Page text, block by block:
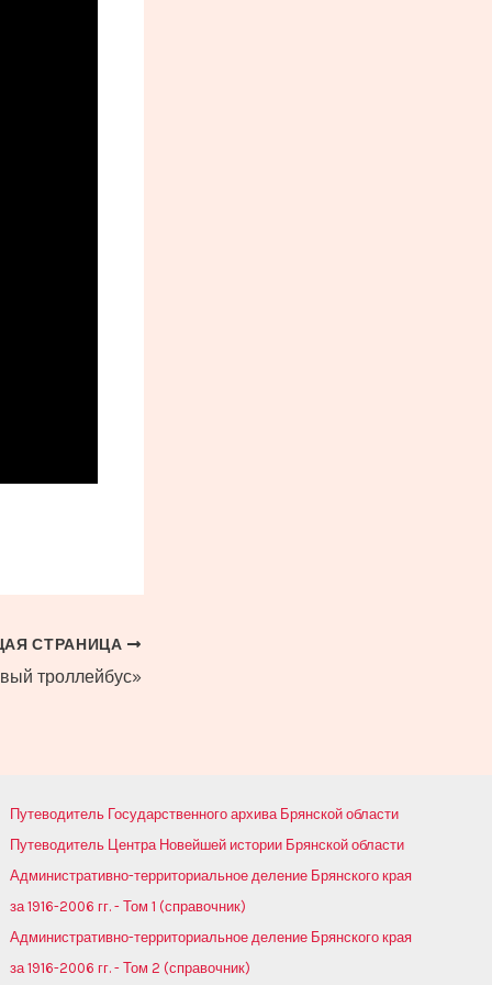
СТРАНИЦА
троллейбус»
Путеводитель Государственного архива Брянской области
Путеводитель Центра Новейшей истории Брянской области
Административно-территориальное деление Брянского края
за 1916-2006 гг. - Том 1 (справочник)
Административно-территориальное деление Брянского края
за 1916-2006 гг. - Том 2 (справочник)